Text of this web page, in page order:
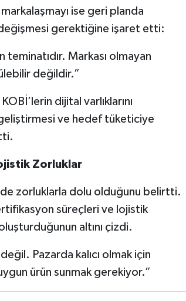
ise geri planda
gerektiğine işaret etti:
teminatıdır. Markası olmayan
değildir.”
dijital varlıklarını
ve hedef tüketiciye
Zorluklar
de zorluklarla dolu olduğunu belirtti.
süreçleri ve lojistik
altını çizdi.
Pazarda kalıcı olmak için
ürün sunmak gerekiyor.”